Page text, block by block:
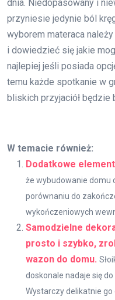
dnia. Niedopasowany i
przyniesie jedynie ból
wyborem materaca
i dowiedzieć się jakie
najlepiej jeśli posiada
temu każde spotkanie w
bliskich przyjaciół będzie
W temacie również:
Dodatkowe
że wybudowanie domu
porównaniu do
wykończeniowych
Samodzielne
prosto i szybko,
wazon do domu.
doskonale nadaje się
Wystarczy delikatnie go